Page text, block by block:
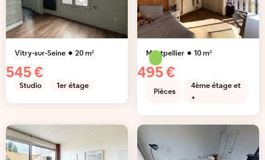
Vitry-sur-Seine 20m²
545 €
Studio 1er étage
Montpellier 10m²
495 €
Pièces
4ème étage et
+